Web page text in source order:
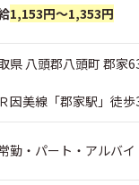
1,153円～1,353円
県 八頭郡八頭町 郡家
因美線「郡家駅」徒
勤・パート・アルバイ